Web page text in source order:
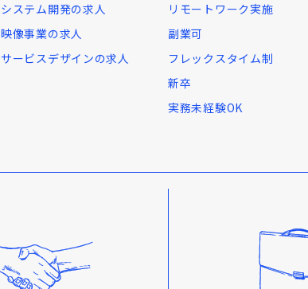
システム開発の求人
映像事業の求人
サービスデザインの求人
リモートワーク実施
副業可
フレックスタイム制
新卒
実務未経験OK